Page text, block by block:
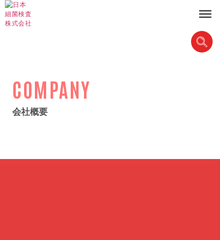
COMPANY
会社概要